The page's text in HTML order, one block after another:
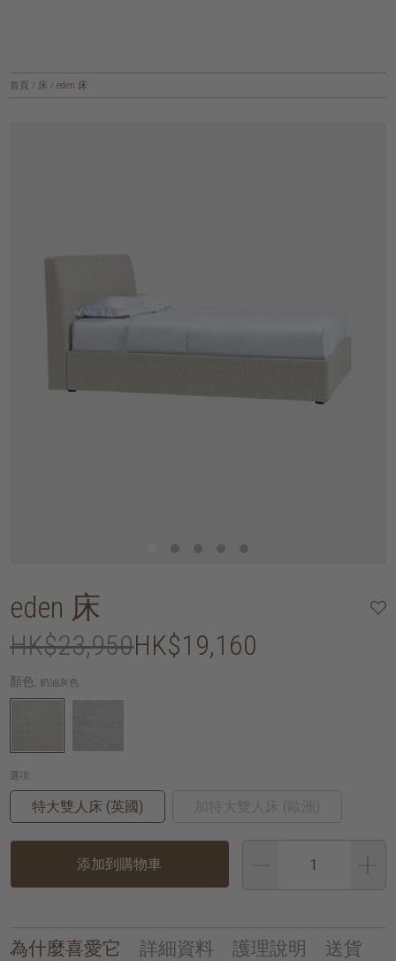
首頁 / 床 / eden 床
eden 床
HK$23,950HK$19,160
顏色: 奶油灰色
選項:
特大雙人床 (英國)
添加到購物車
為什麼喜愛它 詳細資料 護理說明 送貨